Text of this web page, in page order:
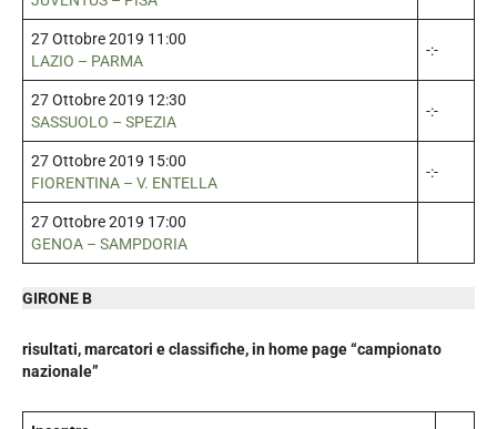
27 Ottobre 2019 11:00
LAZIO – PARMA
-:-
27 Ottobre 2019 12:30
SASSUOLO – SPEZIA
-:-
27 Ottobre 2019 15:00
FIORENTINA – V. ENTELLA
-:-
27 Ottobre 2019 17:00
GENOA – SAMPDORIA
GIRONE B
risultati, marcatori e classifiche, in home page “campionato
nazionale”